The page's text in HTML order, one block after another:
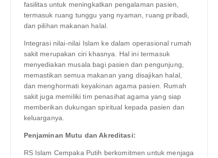
fasilitas untuk meningkatkan pengalaman pasien,
termasuk ruang tunggu yang nyaman, ruang pribadi,
dan pilihan makanan halal.
Integrasi nilai-nilai Islam ke dalam operasional rumah
sakit merupakan ciri khasnya. Hal ini termasuk
menyediakan musala bagi pasien dan pengunjung,
memastikan semua makanan yang disajikan halal,
dan menghormati keyakinan agama pasien. Rumah
sakit juga memiliki tim penasihat agama yang siap
memberikan dukungan spiritual kepada pasien dan
keluarganya.
Penjaminan Mutu dan Akreditasi:
RS Islam Cempaka Putih berkomitmen untuk menjaga